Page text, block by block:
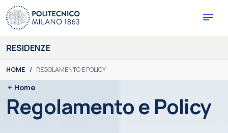
Vai
al
contenuto
RESIDENZE
You are here:
HOME REGOLAMENTO E POLICY
Home
Regolamento e Policy